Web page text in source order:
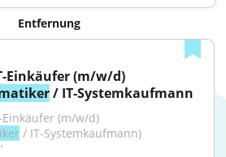
Entfernung
Einkäufer (m/w/d)
/ IT-Systemkaufmann
(m/w/d)
/ IT-Systemkaufmann)